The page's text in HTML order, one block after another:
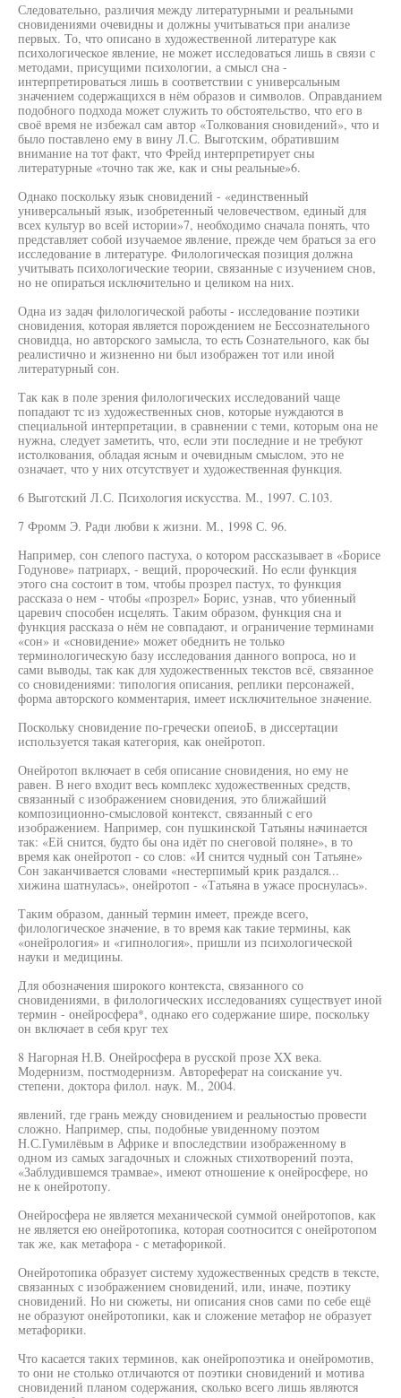
Следовательно, различия между литературными и реальными
сновидениями очевидны и должны учитываться при анализе
первых. То, что описано в художественной литературе как
психологическое явление, не может исследоваться лишь в связи с
методами, присущими психологии, а смысл сна -
интерпретироваться лишь в соответствии с универсальным
значением содержащихся в нём образов и символов. Оправданием
подобного подхода может служить то обстоятельство, что его в
своё время не избежал сам автор «Толкования сновидений», что и
было поставлено ему в вину Л.С. Выготским, обратившим
внимание на тот факт, что Фрейд интерпретирует сны
литературные «точно так же, как и сны реальные»6.
Однако поскольку язык сновидений - «единственный
универсальный язык, изобретенный человечеством, единый для
всех культур во всей истории»7, необходимо сначала понять, что
представляет собой изучаемое явление, прежде чем браться за его
исследование в литературе. Филологическая позиция должна
учитывать психологические теории, связанные с изучением снов,
но не опираться исключительно и целиком на них.
Одна из задач филологической работы - исследование поэтики
сновидения, которая является порождением не Бессознательного
сновидца, но авторского замысла, то есть Сознательного, как бы
реалистично и жизненно ни был изображен тот или иной
литературный сон.
Так как в поле зрения филологических исследований чаще
попадают тс из художественных снов, которые нуждаются в
специальной интерпретации, в сравнении с теми, которым она не
нужна, следует заметить, что, если эти последние и не требуют
истолкования, обладая ясным и очевидным смыслом, это не
означает, что у них отсутствует и художественная функция.
6 Выготский Л.С. Психология искусства. М., 1997. С.103.
7 Фромм Э. Ради любви к жизни. М., 1998 С. 96.
Например, сон слепого пастуха, о котором рассказывает в «Борисе
Годунове» патриарх, - вещий, пророческий. Но если функция
этого сна состоит в том, чтобы прозрел пастух, то функция
рассказа о нем - чтобы «прозрел» Борис, узнав, что убиенный
царевич способен исцелять. Таким образом, функция сна и
функция рассказа о нём не совпадают, и ограничение терминами
«сон» и «сновидение» может обеднить не только
терминологическую базу исследования данного вопроса, но и
сами выводы, так как для художественных текстов всё, связанное
со сновидениями: типология описания, реплики персонажей,
форма авторского комментария, имеет исключительное значение.
Поскольку сновидение по-гречески опеиоБ, в диссертации
используется такая категория, как онейротоп.
Онейротоп включает в себя описание сновидения, но ему не
равен. В него входит весь комплекс художественных средств,
связанный с изображением сновидения, это ближайший
композиционно-смысловой контекст, связанный с его
изображением. Например, сон пушкинской Татьяны начинается
так: «Ей снится, будто бы она идёт по снеговой поляне», в то
время как онейротоп - со слов: «И снится чудный сон Татьяне»
Сон заканчивается словами «нестерпимый крик раздался...
хижина шатнулась», онейротоп - «Татьяна в ужасе проснулась».
Таким образом, данный термин имеет, прежде всего,
филологическое значение, в то время как такие термины, как
«онейрология» и «гипнология», пришли из психологической
науки и медицины.
Для обозначения широкого контекста, связанного со
сновидениями, в филологических исследованиях существует иной
термин - онейросфера*, однако его содержание шире, поскольку
он включает в себя круг тех
8 Нагорная Н.В. Онейросфера в русской прозе XX века.
Модернизм, постмодернизм. Автореферат на соискание уч.
степени, доктора филол. наук. М., 2004.
явлений, где грань между сновидением и реальностью провести
сложно. Например, спы, подобные увиденному поэтом
Н.С.Гумилёвым в Африке и впоследствии изображенному в
одном из самых загадочных и сложных стихотворений поэта,
«Заблудившемся трамвае», имеют отношение к онейросфере, но
не к онейротопу.
Онейросфера не является механической суммой онейротопов, как
не является ею онейротопика, которая соотносится с онейротопом
так же, как метафора - с метафорикой.
Онейротопика образует систему художественных средств в тексте,
связанных с изображением сновидений, или, иначе, поэтику
сновидений. Но ни сюжеты, ни описания снов сами по себе ещё
не образуют онейротопики, как и сложение метафор не образует
метафорики.
Что касается таких терминов, как онейропоэтика и онейромотив,
то они не столько отличаются от поэтики сновидений и мотива
сновидений планом содержания, сколько всего лишь являются